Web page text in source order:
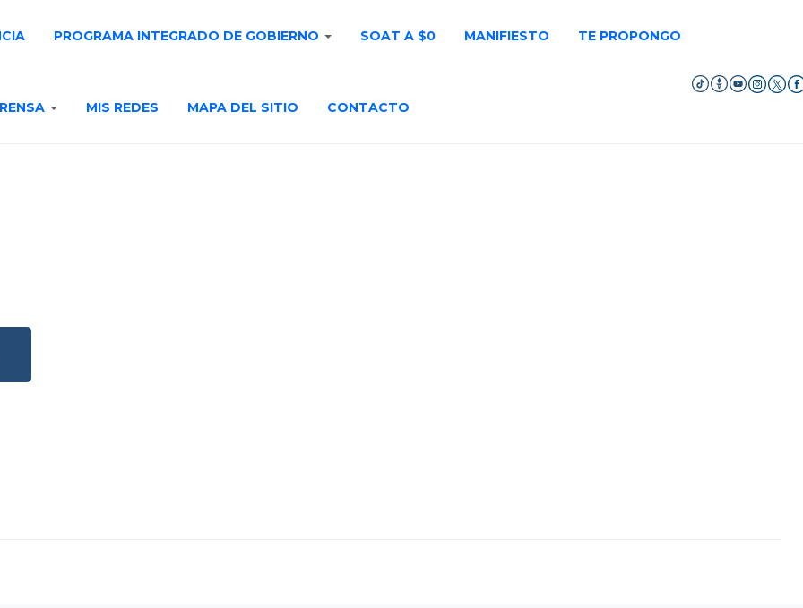
PROGRAMA INTEGRADO DE GOBIERNO SOAT A $0 MANIFIESTO TE PROPONGO
MIS REDES MAPA DEL SITIO CONTACTO